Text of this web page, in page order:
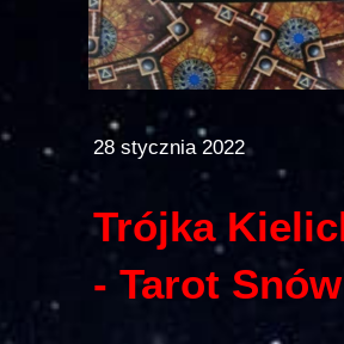
28 stycznia 2022
Trójka
- Tarot Snów